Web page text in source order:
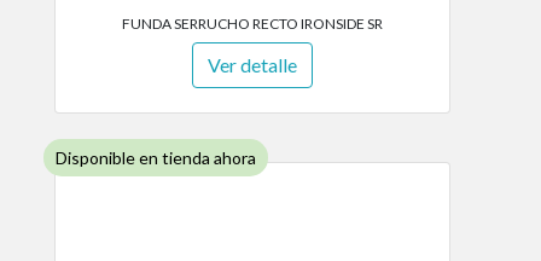
FUNDA SERRUCHO RECTO IRONSIDE SR
Ver detalle
Disponible en tienda ahora